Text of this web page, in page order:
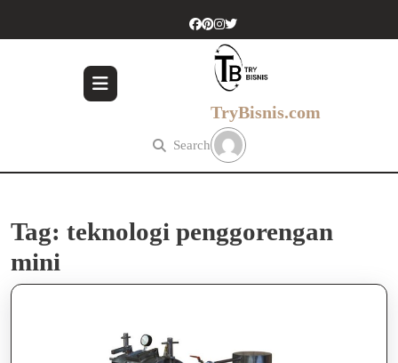
TryBisnis.com
Search
Tag: teknologi penggorengan
mini